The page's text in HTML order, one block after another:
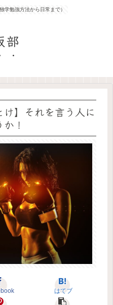
学勉強方法から日常まで）
部
け】それを言う人に
！
はてブ